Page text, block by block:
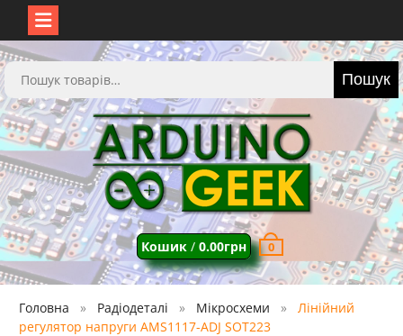
Перейти
до
вмісту
Шукати: Пошук
Кошик/ 0.00грн 0
Головна Радіодеталі Мікросхеми
Лінійний
регулятор напруги AMS1117-ADJ SOT223